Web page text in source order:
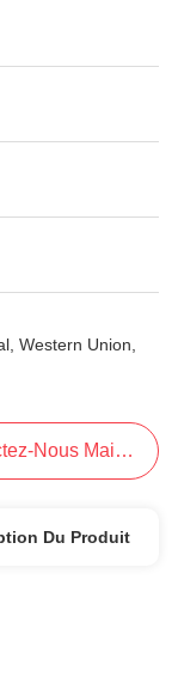
Western Union,
Nous Maintenant
Du Produit